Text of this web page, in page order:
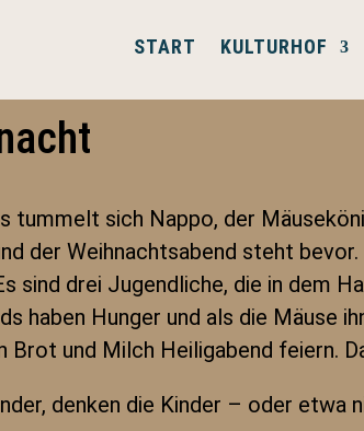
START KULTURHOF
tummelt sich Nappo, der
der Weihnachtsabend steht
sind drei Jugendliche, die in dem
haben Hunger und als die
Brot und Milch Heiligabend feiern.
denken die Kinder – oder etwa